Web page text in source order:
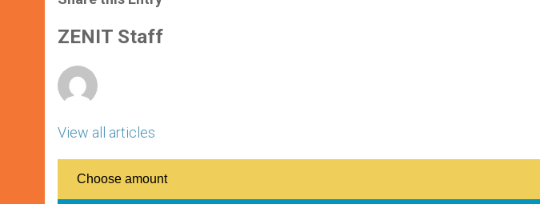
s
p
p
e
g
e
b
o
k
ZENIT Staff
View all articles